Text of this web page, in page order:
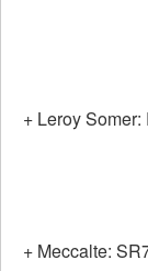
+ Leroy
+ Meccalte: